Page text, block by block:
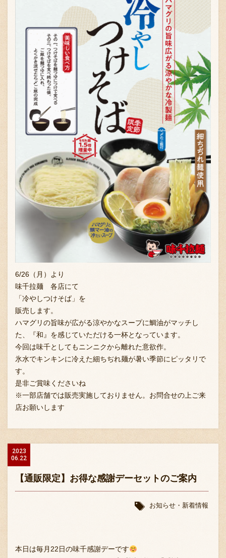
6/26（月）より
味千拉麺 各店にて
「冷やしつけそば」を
販売します。
ハマグリの旨味が広がる涼やかなスープに鯛油がマッチし
た、『和』を感じていただける一杯となっています。
今回は味千としてもニンニクから離れた意欲作。
氷水でキンキンに冷えた細ちぢれ麺が暑い季節にピッタリで
す。
是非ご賞味くださいね
※一部店舗では販売実施しておりません。お問合せの上ご来
店お願いします
2023
06.22
【通販限定】お得な感謝デーセットのご案内
お知らせ・新着情報
本日は毎月22日の味千感謝デーです